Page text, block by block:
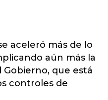
aceleró más de lo
aún más la
que está
controles de